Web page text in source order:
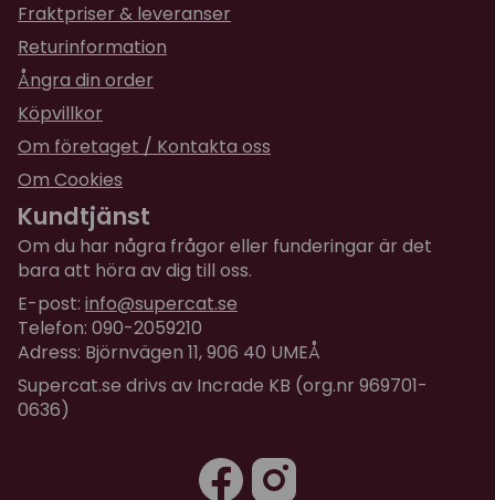
Fraktpriser & leveranser
Returinformation
Ångra din order
Köpvillkor
Om företaget / Kontakta oss
Om Cookies
Kundtjänst
Om du har några frågor eller funderingar är det
bara att höra av dig till oss.
E-post: info@supercat.se
Telefon: 090-2059210
Adress: Björnvägen 11, 906 40 UMEÅ
Supercat.se drivs av Incrade KB (org.nr 969701-
0636)